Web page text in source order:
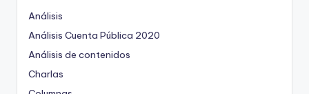
Análisis
Análisis Cuenta Pública 2020
Análisis de contenidos
Charlas